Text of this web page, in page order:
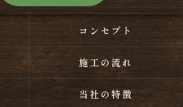
コンセプト
施工の流れ
当社の特徴